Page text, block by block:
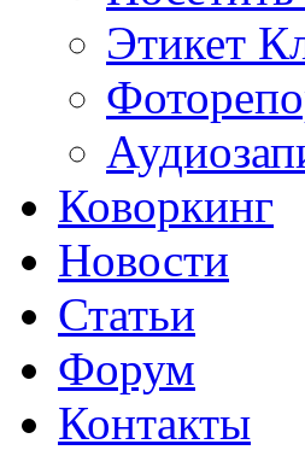
Этикет
Коворкинг
Новости
Статьи
Форум
Контакты